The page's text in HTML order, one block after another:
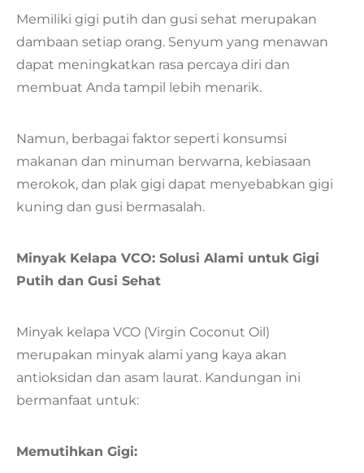
Memiliki gigi putih dan gusi sehat merupakan
dambaan setiap orang. Senyum yang menawan
dapat meningkatkan rasa percaya diri dan
membuat Anda tampil lebih menarik.
Namun, berbagai faktor seperti konsumsi
makanan dan minuman berwarna, kebiasaan
merokok, dan plak gigi dapat menyebabkan gigi
kuning dan gusi bermasalah.
Minyak Kelapa VCO: Solusi Alami untuk Gigi
Putih dan Gusi Sehat
Minyak kelapa VCO (Virgin Coconut Oil)
merupakan minyak alami yang kaya akan
antioksidan dan asam laurat. Kandungan ini
bermanfaat untuk:
Memutihkan Gigi: